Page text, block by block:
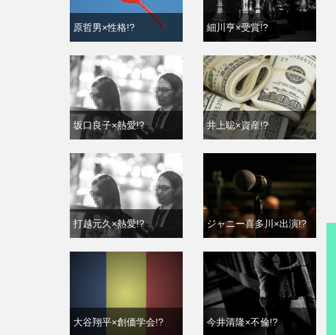
原哲男×性格!? 細川亨×受賞!?
坂口良子×熱愛!? 井上聡×資産!?
打越元久×熱愛!? ジャニー喜多川×出演!?
大谷翔平×創価学会!? 今井清隆×不倫!?